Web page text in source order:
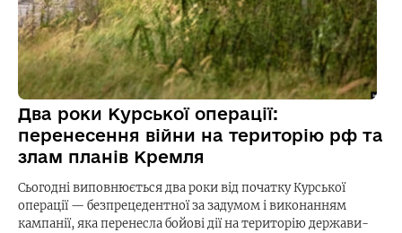
Два роки Курської операції:
перенесення війни на територію рф та
злам планів Кремля
Сьогодні виповнюється два роки від початку Курської
операції — безпрецедентної за задумом і виконанням
кампанії, яка перенесла бойові дії на територію держави-